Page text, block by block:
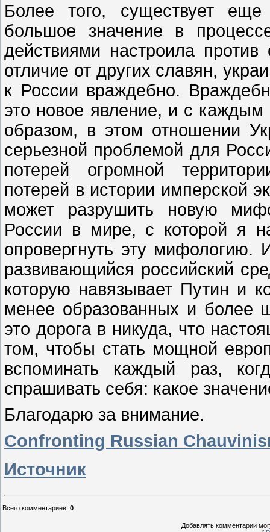
Более того, существует
большое значение в
действиями настроила
отличие от других славян,
к России враждебно.
это новое явление, и с каждым
образом, в этом отношении
серьезной проблемой для
потерей огромной
потерей в истории имперской
может разрушить новую
России в мире, с которой я
опровергнуть эту
развивающийся российский
которую навязывает Путин и
менее образованных и более
это дорога в никуда, что
том, чтобы стать мощной
вспоминать каждый раз,
спрашивать себя: какое
Благодарю за внимание.
Confronting Russian
Источник
Всего комментариев: 0
Добавлять комментарии